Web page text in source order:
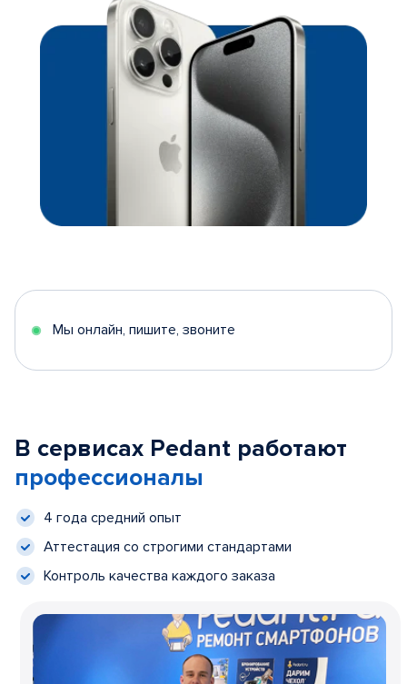
Мы онлайн, пишите, звоните
В сервисах Pedant работают
профессионалы
4 года средний опыт
Аттестация со строгими стандартами
Контроль качества каждого заказа